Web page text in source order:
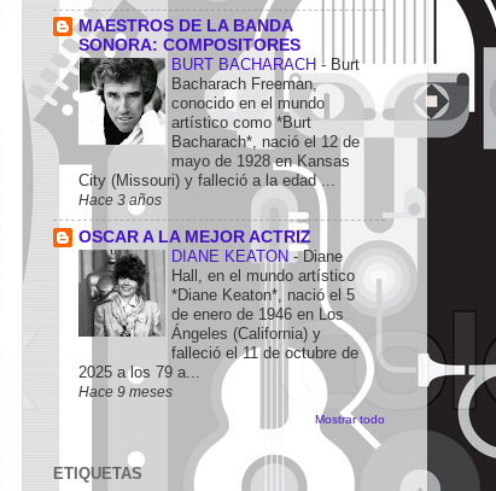
MAESTROS DE LA BANDA
SONORA: COMPOSITORES
BURT BACHARACH - Burt
Bacharach Freeman,
conocido en el mundo
artístico como *Burt
Bacharach*, nació el 12 de
mayo de 1928 en Kansas
City (Missouri) y falleció a la edad ...
Hace 3 años
OSCAR A LA MEJOR ACTRIZ
DIANE KEATON-Diane
Hall, en el mundo artístico
*Diane Keaton*, nació el 5
de enero de 1946 en Los
Ángeles (California) y
falleció el 11 de octubre de
2025 a los 79 a...
Hace 9 meses
Mostrar todo
ETIQUETAS